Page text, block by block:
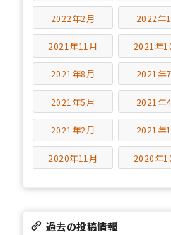
2022年2月 2022年
2021年11月 2021年
2021年8月 2021年
2021年5月 2021年
2021年2月 2021年
2020年11月 2020年
過去の投稿情報